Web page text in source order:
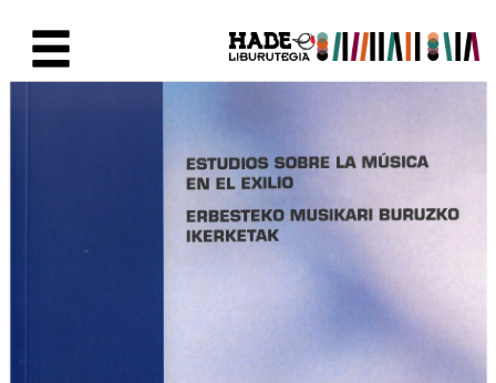
Ficha de Novedades -